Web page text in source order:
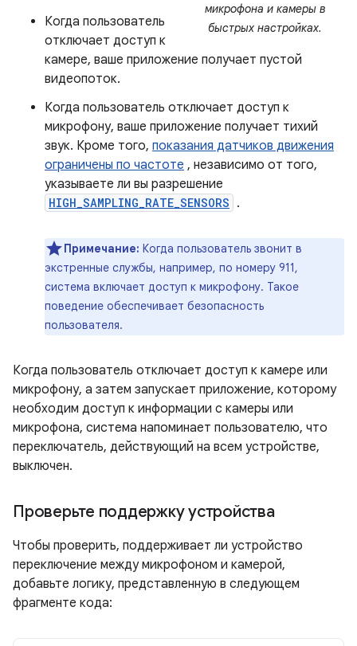
микрофона и камеры в
быстрых настройках.
Когда пользователь
отключает доступ к
камере, ваше приложение получает пустой
видеопоток.
Когда пользователь отключает доступ к
микрофону, ваше приложение получает тихий
звук. Кроме того, показания датчиков движения
ограничены по частоте , независимо от того,
указываете ли вы разрешение
HIGH_SAMPLING_RATE_SENSORS .
Примечание: Когда пользователь звонит в
экстренные службы, например, по номеру 911,
система включает доступ к микрофону. Такое
поведение обеспечивает безопасность
пользователя.
Когда пользователь отключает доступ к камере или
микрофону, а затем запускает приложение, которому
необходим доступ к информации с камеры или
микрофона, система напоминает пользователю, что
переключатель, действующий на всем устройстве,
выключен.
Проверьте поддержку устройства
Чтобы проверить, поддерживает ли устройство
переключение между микрофоном и камерой,
добавьте логику, представленную в следующем
фрагменте кода: